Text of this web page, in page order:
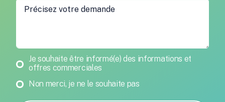
Newsletter
Je souhaite être informé(e) des informations et
offres commerciales
Non merci, je ne le souhaite pas